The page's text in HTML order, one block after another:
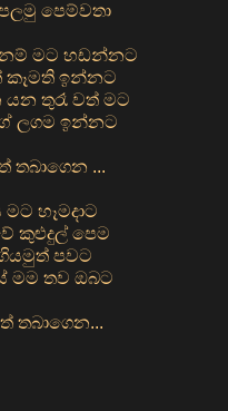
පෙම්වතා
මට හඩන්නට
කෑමති ඉන්නට
තුරෑ වත් මට
ලගම ඉන්නට
තබාගෙන ...
හෑමදාට
කුළුදුල් පෙම
පවට
මම තව ඔබට
තබාගෙන...